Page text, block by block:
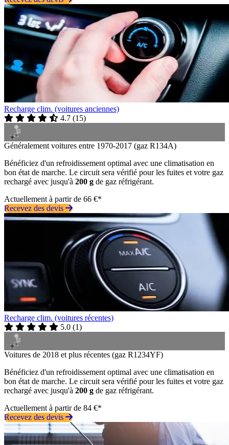
Recharge clim. (voitures anciennes)
4.7 (15)
Généralement voitures entre 1970-2017 (gaz R134A)
Bénéficiez d'un refroidissement optimal avec une climatisation en
bon état de marche. Le circuit sera vérifié pour les fuites et votre gaz
rechargé avec jusqu'à 200 g de gaz réfrigérant.
Actuellement à partir de 66 €*
Recevez des devis
Recharge clim. (voitures récentes)
5.0 (1)
Voitures de 2018 et plus récentes (gaz R1234YF)
Bénéficiez d'un refroidissement optimal avec une climatisation en
bon état de marche. Le circuit sera vérifié pour les fuites et votre gaz
rechargé avec jusqu'à 200 g de gaz réfrigérant.
Actuellement à partir de 84 €*
Recevez des devis